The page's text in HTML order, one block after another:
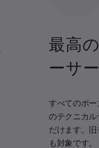
最高
ーサ
すべてのボ
のテクニカ
だけます。
も対象です。